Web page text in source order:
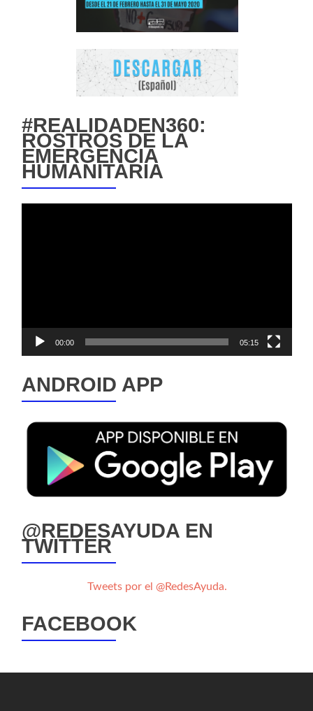
#REALIDADEN360:
ROSTROS DE LA
EMERGENCIA
HUMANITARIA
00:00 05:15
ANDROID APP
@REDESAYUDA EN
TWITTER
Tweets por el @RedesAyuda.
FACEBOOK